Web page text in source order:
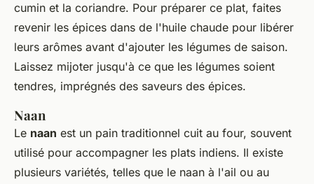
cumin et la coriandre. Pour préparer ce plat, faites
revenir les épices dans de l'huile chaude pour libérer
leurs arômes avant d'ajouter les légumes de saison.
Laissez mijoter jusqu'à ce que les légumes soient
tendres, imprégnés des saveurs des épices.
Naan
Le naan est un pain traditionnel cuit au four, souvent
utilisé pour accompagner les plats indiens. Il existe
plusieurs variétés, telles que le naan à l'ail ou au